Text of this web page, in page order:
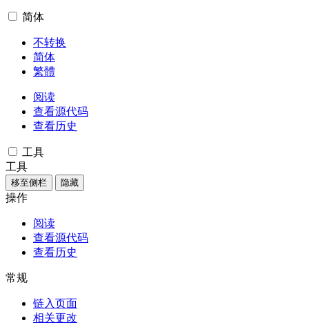
简体
不转换
简体
繁體
阅读
查看源代码
查看历史
工具
工具
移至侧栏 隐藏
操作
阅读
查看源代码
查看历史
常规
链入页面
相关更改